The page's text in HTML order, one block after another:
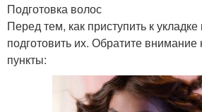
Подготовка волос
Перед тем, как приступить к
подготовить их. Обратите
пункты: